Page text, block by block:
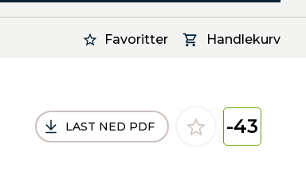
Favoritter Handlekurv
LAST NED PDF -43